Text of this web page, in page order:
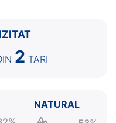
⚓
2 TARI
NATURAL